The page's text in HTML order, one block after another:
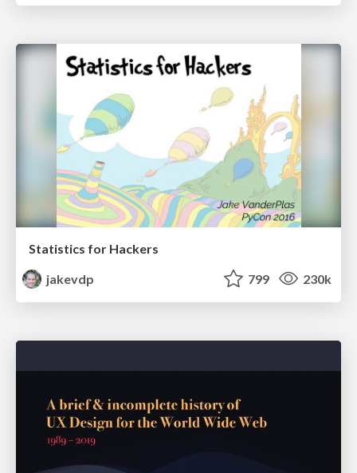
Statistics for Hackers
jakevdp
799 230k